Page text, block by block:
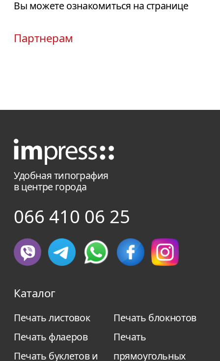
смотрятся весьма оригинально.
Вы можете ознакомиться на странице
Партнерам
Удобная типография
в центре города
066 410 06 25
Каталог
Печать листовок
Печать флаеров
Печать буклетов и
Печать блокнотов
Печать
прямоугольных